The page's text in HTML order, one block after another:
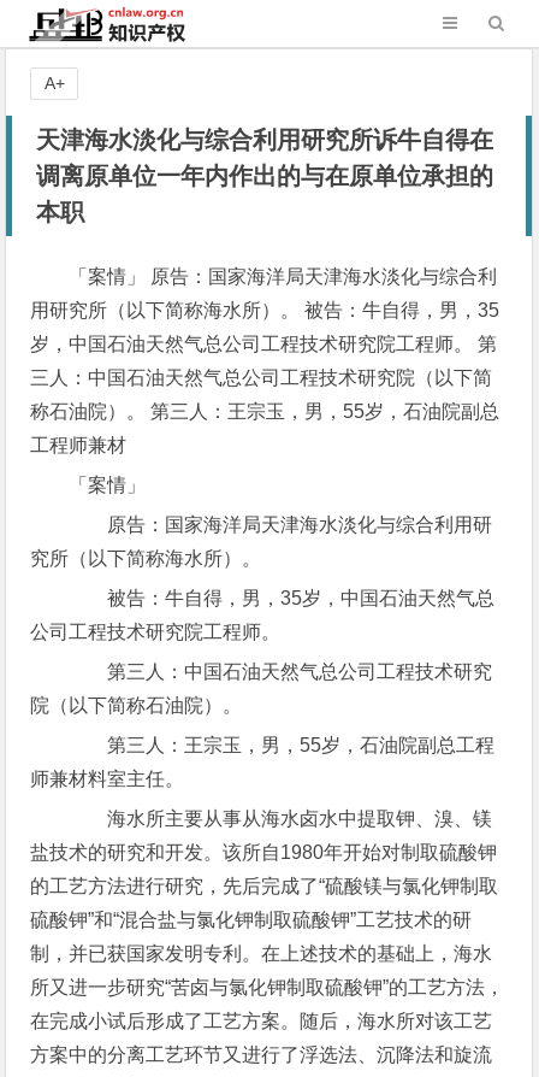
天津海水淡化与综合利用研究所诉牛自得在
调离原单位一年内作出的与在原单位承担的
本职
「案情」 原告：国家海洋局天津海水淡化与综合利
用研究所（以下简称海水所）。 被告：牛自得，男，35
岁，中国石油天然气总公司工程技术研究院工程师。 第
三人：中国石油天然气总公司工程技术研究院（以下简
称石油院）。 第三人：王宗玉，男，55岁，石油院副总
工程师兼材
「案情」
原告：国家海洋局天津海水淡化与综合利用研
究所（以下简称海水所）。
被告：牛自得，男，35岁，中国石油天然气总
公司工程技术研究院工程师。
第三人：中国石油天然气总公司工程技术研究
院（以下简称石油院）。
第三人：王宗玉，男，55岁，石油院副总工程
师兼材料室主任。
海水所主要从事从海水卤水中提取钾、溴、镁
盐技术的研究和开发。该所自1980年开始对制取硫酸钾
的工艺方法进行研究，先后完成了“硫酸镁与氯化钾制取
硫酸钾”和“混合盐与氯化钾制取硫酸钾”工艺技术的研
制，并已获国家发明专利。在上述技术的基础上，海水
所又进一步研究“苦卤与氯化钾制取硫酸钾”的工艺方法，
在完成小试后形成了工艺方案。随后，海水所对该工艺
方案中的分离工艺环节又进行了浮选法、沉降法和旋流
A+